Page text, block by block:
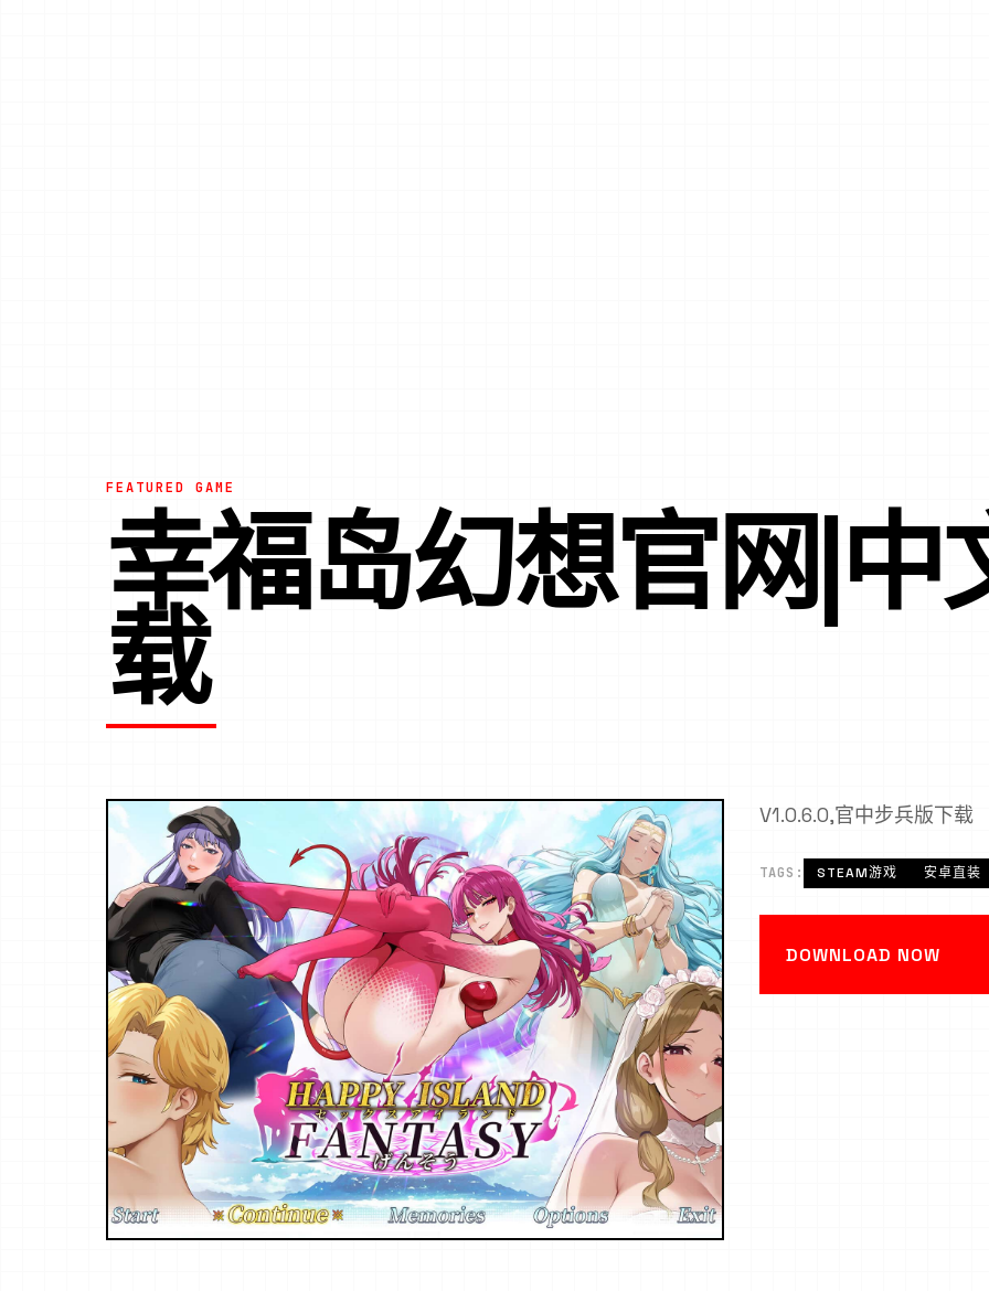
FEATURED GAME
幸福岛幻想官网|中
载
V1.0.6.0,官中步兵版下载
TAGS: STEAM游戏 安卓直装
DOWNLOAD NOW